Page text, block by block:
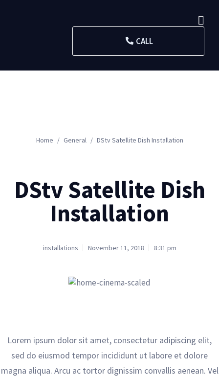
CALL
Home General DStv Satellite Dish Installation
DStv Satellite Dish
Installation
installations November 11, 2018 8:31 pm
Lorem ipsum dolor sit amet, consectetur adipiscing elit,
sed do eiusmod tempor incididunt ut labore et dolore
magna aliqua. Arcu ac tortor dignissim convallis aenean. Vel